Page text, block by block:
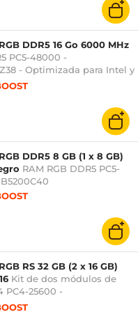
DDR5 16 Go 6000 MHz
PC5-48000 -
- Optimizada para Intel y
DDR5 8 GB (1 x 8 GB)
RAM RGB DDR5 PC5-
RS 32 GB (2 x 16 GB)
Kit de dos módulos de
PC4-25600 -